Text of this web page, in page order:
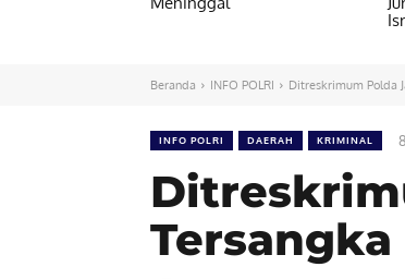
Beranda INFO POLRI Ditreskrimum Polda
INFO POLRI DAERAH KRIMINAL